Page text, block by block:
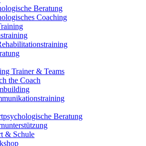
Beratung
Coaching
Trainer & Teams
the Coach
Beratung
& Schule